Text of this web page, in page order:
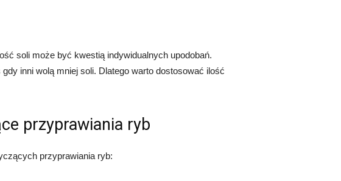
soli może być kwestią indywidualnych upodobań.
inni wolą mniej soli. Dlatego warto dostosować ilość
przyprawiania ryb
przyprawiania ryb: